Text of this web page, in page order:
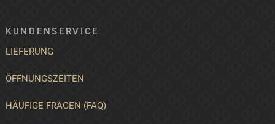
KUNDENSERVICE
LIEFERUNG
ÖFFNUNGSZEITEN
HÄUFIGE FRAGEN (FAQ)